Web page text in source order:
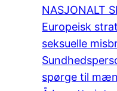
NASJONALT
Europeisk
seksuelle
spørge til